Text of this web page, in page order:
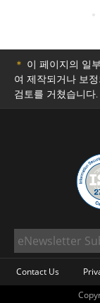
＊ 이 페이지의 일
여 제작되거나 보
검토를 거쳤습니다.
Contact Us